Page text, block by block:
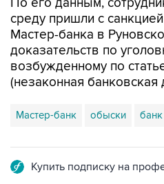
среду пришли с
Мастер-банка в
доказательств по
возбужденному по
(незаконная банковская
Мастер-банк обыски банк
Купить подписку на